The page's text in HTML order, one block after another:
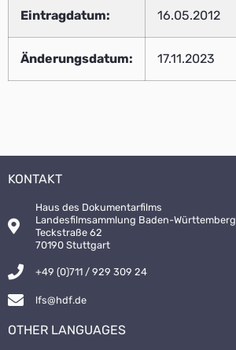
Eintragdatum: 16.05.2012
Änderungsdatum: 17.11.2023
KONTAKT
Haus des Dokumentarfilms
Landesfilmsammlung Baden-Württemberg
Teckstraße 62
70190 Stuttgart
+49 (0)711 / 929 309 24
lfs@hdf.de
OTHER LANGUAGES